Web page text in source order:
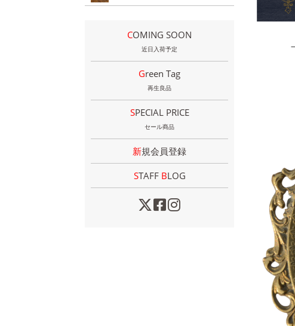
COMING SOON
近日入荷予定
Green Tag
再生良品
SPECIAL PRICE
セール商品
新規会員登録
STAFF BLOG